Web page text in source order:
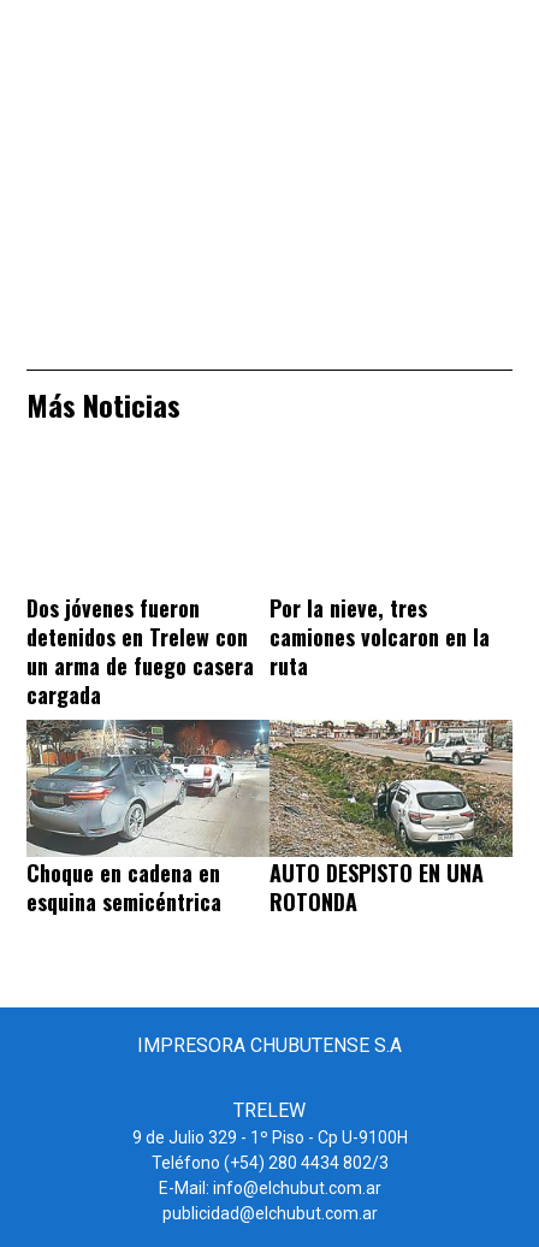
Más Noticias
Dos jóvenes fueron
detenidos en Trelew con
un arma de fuego casera
cargada
Por la nieve, tres
camiones volcaron en la
ruta
Choque en cadena en
esquina semicéntrica
AUTO DESPISTO EN UNA
ROTONDA
IMPRESORA CHUBUTENSE S.A
TRELEW
9 de Julio 329 - 1º Piso - Cp U-9100H
Teléfono (+54) 280 4434 802/3
E-Mail: info@elchubut.com.ar
publicidad@elchubut.com.ar